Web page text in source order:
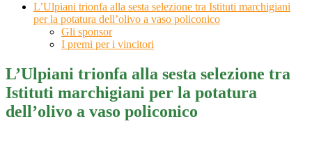
L’Ulpiani trionfa alla sesta selezione tra Istituti marchigiani
per la potatura dell’olivo a vaso policonico
Gli sponsor
I premi per i vincitori
L’Ulpiani trionfa alla sesta selezione tra
Istituti marchigiani per la potatura
dell’olivo a vaso policonico